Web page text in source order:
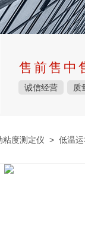
售前售中
诚信经营 质
粘度测定仪 > 低温